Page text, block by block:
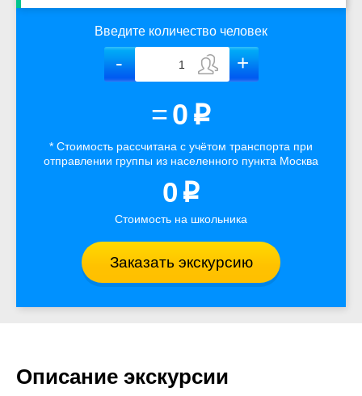
Введите количество человек
=0 p
* Стоимость рассчитана с учётом транспорта при
отправлении группы из населенного пункта Москва
0 p
Стоимость на школьника
Заказать экскурсию
Описание экскурсии